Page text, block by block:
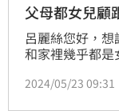
父母都女兒顧
呂麗絲您好，
和家裡幾乎都
2024/05/23 09:31